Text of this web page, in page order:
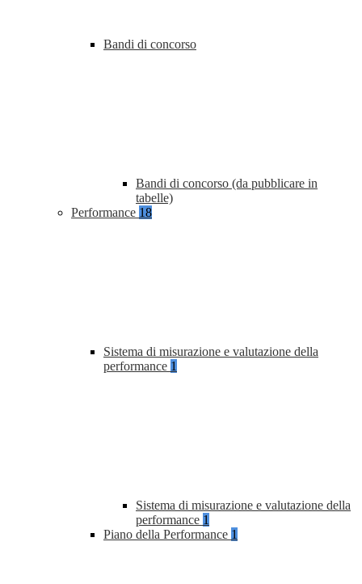
Bandi di concorso
Bandi di concorso (da pubblicare in
tabelle)
Performance 18
Sistema di misurazione e valutazione della
performance 1
Sistema di misurazione e valutazione della
performance 1
Piano della Performance 1